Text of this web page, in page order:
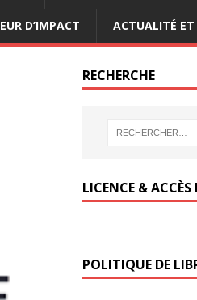
D’IMPACT ACTUALITÉ ET
RECHERCHE
LICENCE &
POLITIQUE DE